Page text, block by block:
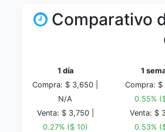
Comparativo
1 día
Compra: $ 3,650 |
N/A
Venta: $ 3,750 |
0.27% ($ 10)
1
Compra: $
0.55%
Venta: $
0.53%